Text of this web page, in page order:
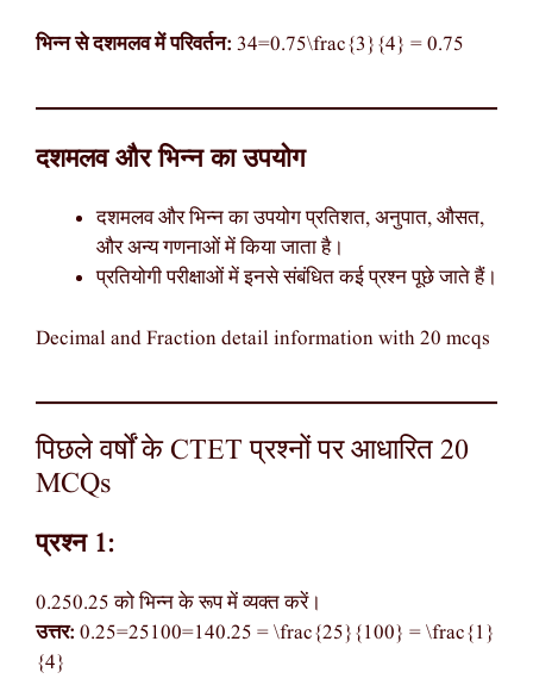
भिन्न से दशमलव में परिवर्तन: 34=0.75\frac{3}{4} = 0.75
दशमलव और भिन्न का उपयोग
दशमलव और भिन्न का उपयोग प्रतिशत, अनुपात, औसत,
और अन्य गणनाओं में किया जाता है।
प्रतियोगी परीक्षाओं में इनसे संबंधित कई प्रश्न पूछे जाते हैं।
Decimal and Fraction detail information with 20 mcqs
पिछले वर्षों के CTET प्रश्नों पर आधारित 20
MCQs
प्रश्न 1:
0.250.25 को भिन्न के रूप में व्यक्त करें।
उत्तर: 0.25=25100=140.25 = \frac{25}{100} = \frac{1}
{4}